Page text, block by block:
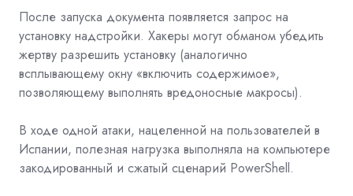
После запуска документа появляется запрос на
установку надстройки. Хакеры могут обманом убедить
жертву разрешить установку (аналогично
всплывающему окну «включить содержимое»,
позволяющему выполнять вредоносные макросы).
В ходе одной атаки, нацеленной на пользователей в
Испании, полезная нагрузка выполняла на компьютере
закодированный и сжатый сценарий PowerShell.